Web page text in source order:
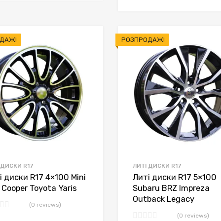
R17
диски R17 4×100 Mini
Cooper Toyota Yaris
(0 reviews)
РОЗПРОДАЖ!
ЛИТІ ДИСКИ R17
Литі диски R17 5×100
Subaru BRZ Impreza
Outback Legacy
(0 reviews)